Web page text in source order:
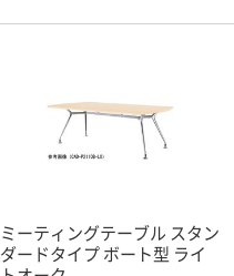
ミーティングテーブル スタン
ダードタイプ ボート型 ライ